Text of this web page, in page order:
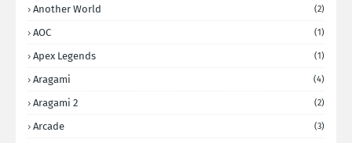
Another World (2)
AOC (1)
Apex Legends (1)
Aragami (4)
Aragami 2 (2)
Arcade (3)